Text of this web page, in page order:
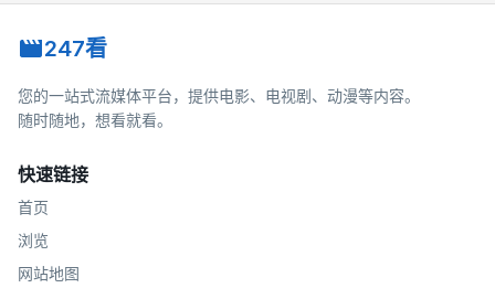
247看
您的一站式流媒体平台，提供电影、电视剧、动漫等内容。
随时随地，想看就看。
快速链接
首页
浏览
网站地图